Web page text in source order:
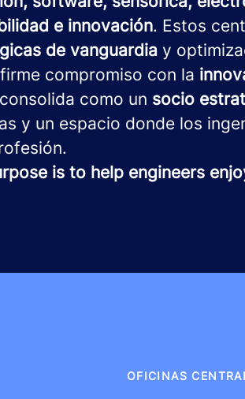
e innovación. Estos
de vanguardia y
compromiso con la
como un socio
y un espacio donde los
is to help engineers
OFICINAS